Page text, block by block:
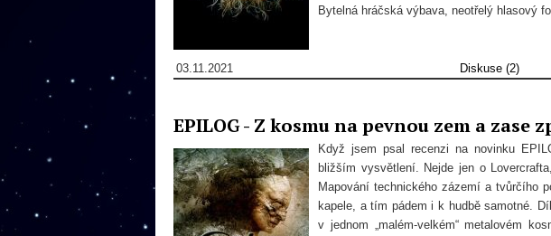
Bytelná hráčská výbava, neotřelý hlasový
03.11.2021 Diskuse (2)
EPILOG - Z kosmu na pevnou zem a zase
Když jsem psal recenzi na novinku
bližším vysvětlení. Nejde jen o
Mapování technického zázemí a tvůrčího
kapele, a tím pádem i k hudbě samotné.
v jednom „malém-velkém“ metalovém